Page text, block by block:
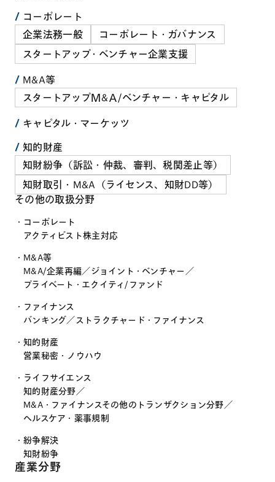
コーポレート
企業法務一般
コーポレート・ガバナンス
スタートアップ・ベンチャー企業支援
M&A等
スタートアップＭ&Ａ/ベンチャー・キャピタル
キャピタル・マーケッツ
知的財産
知財紛争（訴訟・仲裁、審判、税関差止等）
知財取引・M&A（ライセンス、知財DD等）
その他の取扱分野
コーポレート
アクティビスト株主対応
M&A等
M&A/企業再編／ジョイント・ベンチャー／
プライベート・エクイティ/ファンド
ファイナンス
バンキング／ストラクチャード・ファイナンス
知的財産
営業秘密・ノウハウ
ライフサイエンス
知的財産分野／
M&A・ファイナンスその他のトランザクション分野／
ヘルスケア・薬事規制
紛争解決
知財紛争
産業分野